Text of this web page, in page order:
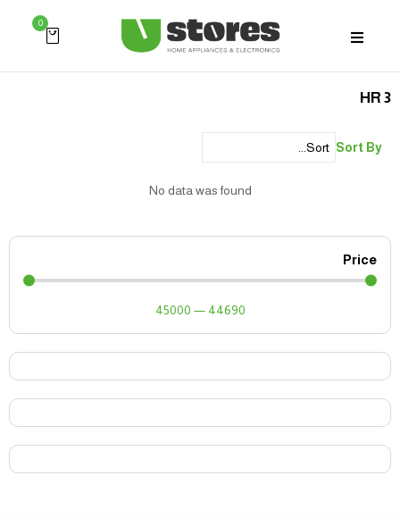
0
3 HR
Price
44690
—
45000
Sort By
No data was found